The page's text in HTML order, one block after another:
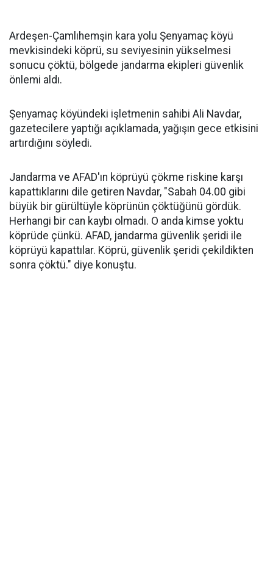
Ardeşen-Çamlıhemşin kara yolu Şenyamaç köyü
mevkisindeki köprü, su seviyesinin yükselmesi
sonucu çöktü, bölgede jandarma ekipleri güvenlik
önlemi aldı.
Şenyamaç köyündeki işletmenin sahibi Ali Navdar,
gazetecilere yaptığı açıklamada, yağışın gece etkisini
artırdığını söyledi.
Jandarma ve AFAD'ın köprüyü çökme riskine karşı
kapattıklarını dile getiren Navdar, "Sabah 04.00 gibi
büyük bir gürültüyle köprünün çöktüğünü gördük.
Herhangi bir can kaybı olmadı. O anda kimse yoktu
köprüde çünkü. AFAD, jandarma güvenlik şeridi ile
köprüyü kapattılar. Köprü, güvenlik şeridi çekildikten
sonra çöktü." diye konuştu.